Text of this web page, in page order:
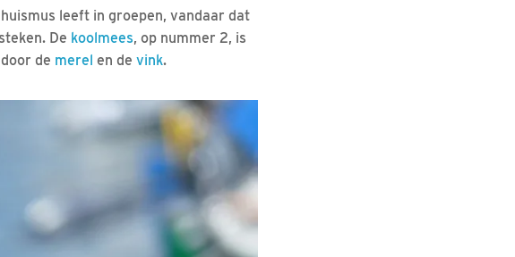
leeft in groepen, vandaar dat
De koolmees, op nummer 2, is
de merel en de vink.